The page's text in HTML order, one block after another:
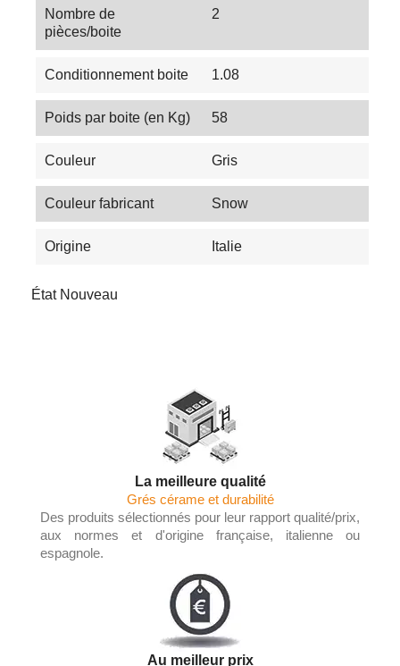
Nombre de
pièces/boite
2
Conditionnement boite 1.08
Poids par boite (en Kg) 58
Couleur Gris
Couleur fabricant Snow
Origine Italie
État Nouveau
La meilleure qualité
Grés cérame et durabilité
Des produits sélectionnés pour leur rapport qualité/prix,
aux normes et d'origine française, italienne ou
espagnole.
Au meilleur prix